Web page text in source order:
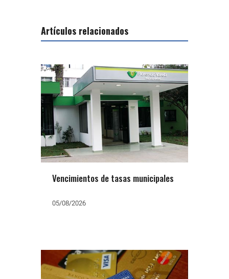
Artículos relacionados
Vencimientos de tasas municipales
05/08/2026